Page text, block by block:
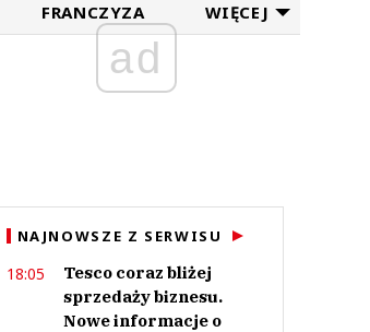
FRANCZYZA WIĘCEJ
ad
NAJNOWSZE Z SERWISU
18:05
Tesco coraz bliżej
sprzedaży biznesu.
Nowe informacje o